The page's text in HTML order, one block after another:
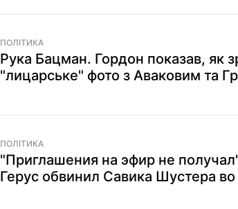
ПОЛІТИКА
Рука Бацман. Гордон показав, як
"лицарське" фото з Аваковим та
ПОЛІТИКА
"Приглашения на эфир не
Герус обвинил Савика Шустера